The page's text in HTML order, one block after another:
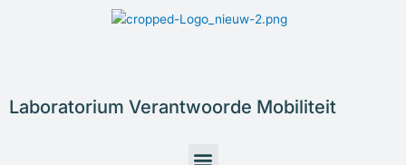
Laboratorium Verantwoorde Mobiliteit
Menu